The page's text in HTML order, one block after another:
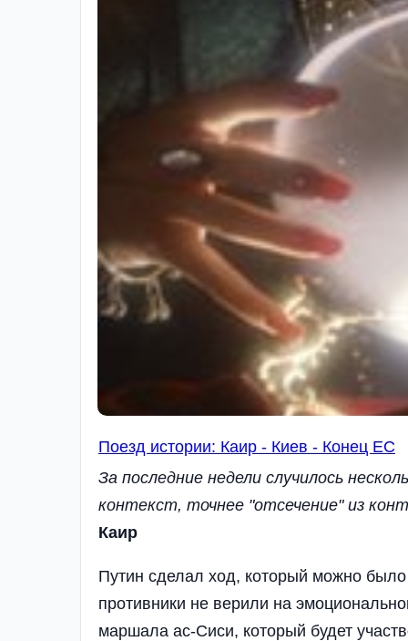
Поезд истории: Каир - Киев - Конец ЕС
За последние недели случилось
контекст, точнее "отсечение" из
Каир
Путин сделал ход, который можно
противники не верили на
маршала ас-Сиси, который будет